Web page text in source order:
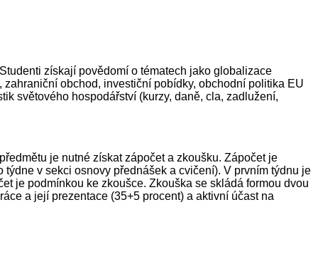
získají povědomí o tématech jako globalizace
obchod, investiční pobídky, obchodní politika EU
světového hospodářství (kurzy, daně, cla, zadlužení,
je nutné získat zápočet a zkoušku. Zápočet je
v sekci osnovy přednášek a cvičení). V prvním týdnu je
je podmínkou ke zkoušce. Zkouška se skládá formou dvou
a její prezentace (35+5 procent) a aktivní účast na